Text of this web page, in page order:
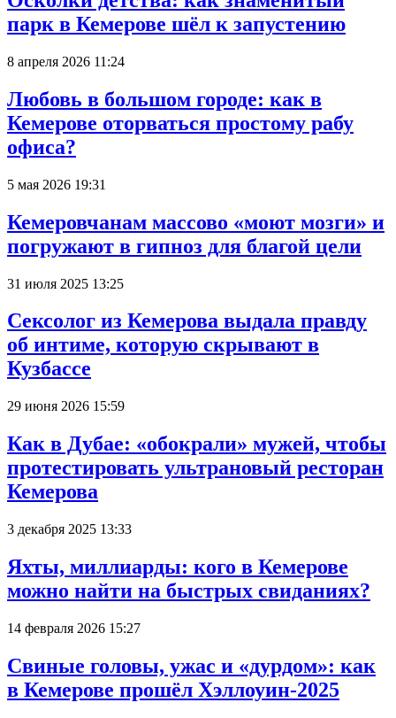
парк в Кемерове шёл к запустению
8 апреля 2026 11:24
Любовь в большом городе: как в
Кемерове оторваться простому рабу
офиса?
5 мая 2026 19:31
Кемеровчанам массово «моют мозги» и
погружают в гипноз для благой цели
31 июля 2025 13:25
Сексолог из Кемерова выдала правду
об интиме, которую скрывают в
Кузбассе
29 июня 2026 15:59
Как в Дубае: «обокрали» мужей, чтобы
протестировать ультрановый ресторан
Кемерова
3 декабря 2025 13:33
Яхты, миллиарды: кого в Кемерове
можно найти на быстрых свиданиях?
14 февраля 2026 15:27
Свиные головы, ужас и «дурдом»: как
в Кемерове прошёл Хэллоуин-2025